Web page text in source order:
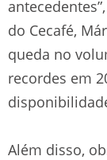
do Cecafé,
queda no
recordes em
Além disso,